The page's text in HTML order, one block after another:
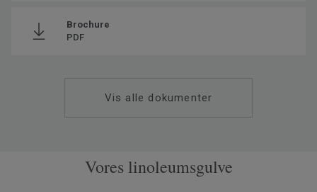
Brochure
PDF
Vis alle dokumenter
Vores linoleumsgulve